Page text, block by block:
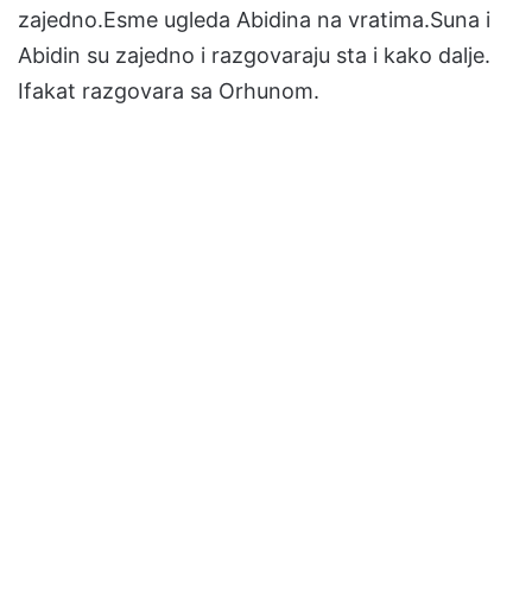
zajedno.Esme ugleda Abidina na vratima.Suna i
Abidin su zajedno i razgovaraju sta i kako dalje.
Ifakat razgovara sa Orhunom.